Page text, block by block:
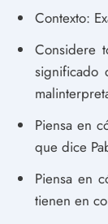
Contexto:
Considere
significado
Piensa en
que dice
Piensa en
tienen en